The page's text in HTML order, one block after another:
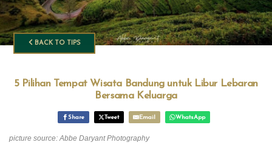
BACK TO TIPS
5 Pilihan Tempat Wisata Bandung untuk Libur Lebaran
Bersama Keluarga
Share Tweet Email WhatsApp
picture source: Abbe Daryant Photography